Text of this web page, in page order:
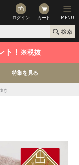
ログイン カート MENU
ト！ ※税抜
特集を見る
き